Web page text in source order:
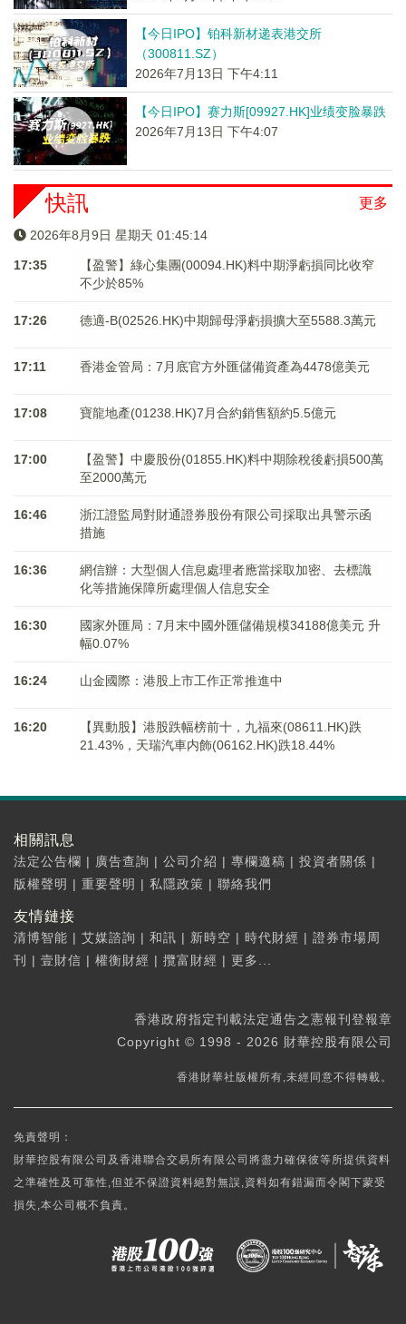
【今日IPO】铂科新材递表港交所
（300811.SZ）
2026年7月13日 下午4:11
【今日IPO】赛力斯[09927.HK]业绩变脸暴跌
2026年7月13日 下午4:07
更多
快訊
2026年8月9日 星期天 01:45:14
17:35
【盈警】綠心集團(00094.HK)料中期淨虧損同比收窄
不少於85%
17:26 德適-B(02526.HK)中期歸母淨虧損擴大至5588.3萬元
17:11 香港金管局：7月底官方外匯儲備資產為4478億美元
17:08 寶龍地產(01238.HK)7月合約銷售額約5.5億元
17:00
【盈警】中慶股份(01855.HK)料中期除稅後虧損500萬
至2000萬元
16:46
浙江證監局對財通證券股份有限公司採取出具警示函
措施
16:36
網信辦：大型個人信息處理者應當採取加密、去標識
化等措施保障所處理個人信息安全
16:30
國家外匯局：7月末中國外匯儲備規模34188億美元 升
幅0.07%
16:24 山金國際：港股上市工作正常推進中
16:20
【異動股】港股跌幅榜前十，九福來(08611.HK)跌
21.43%，天瑞汽車内飾(06162.HK)跌18.44%
相關訊息
法定公告欄 | 廣告查詢 | 公司介紹 | 專欄邀稿 | 投資者關係 |
版權聲明 | 重要聲明 | 私隱政策 | 聯絡我們
友情鏈接
清博智能 | 艾媒諮詢 | 和訊 | 新時空 | 時代財經 | 證券市場周
刊
| 壹財信 | 權衡財經 | 攬富財經 | 更多...
香港政府指定刊載法定通告之憲報刊登報章
Copyright © 1998 - 2026 財華控股有限公司
香港財華社版權所有,未經同意不得轉載。
免責聲明：
財華控股有限公司及香港聯合交易所有限公司將盡力確保彼等所提供資料
之準確性及可靠性,但並不保證資料絕對無誤,資料如有錯漏而令閣下蒙受
損失,本公司概不負責。